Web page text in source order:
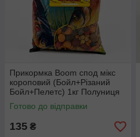
Прикормка Boom спод мікс
короповий (Бойл+Різаний
Бойл+Пелетс) 1кг Полуниця
Готово до відправки
135 ₴